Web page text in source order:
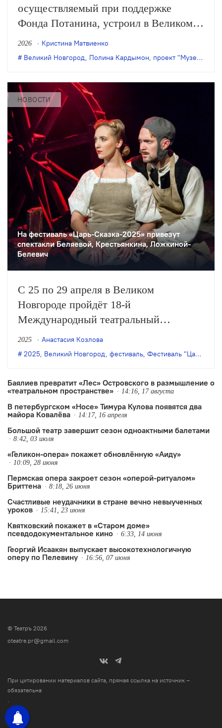
осуществляемый при поддержке
Фонда Потанина, устроил в Великом
Новгороде «Фабрику фарфоровых
воспоминаний» – это новый спектакль
драматурга Егора Зайцева.
2026
Кристина Матвиенко
Великий Новгород, Полина Кардымон, проект "МузейТеатр"
НОВОСТИ
На фестиваль «Царь-Сказка-2025» привезут
спектакли Беляевой, Крестьянкина, Ложкиной-
Белевич
С 25 по 29 апреля в Великом
Новгороде пройдёт 18-й
Международный театральный
фестиваль «Царь-Сказка». В афише
смотра — 17 спектаклей в онлайн- и
мастер-классы и выставки.
2025
Анастасия Козлова
2025, Великий Новгород, фестиваль, Фестиваль "Царь-Сказка"
Баялиев превратит «Лес» Островского в размышление о
«театральном пространстве»
14:16, 17 августа
В петербургском «Носе» Тимура Кулова появятся два
майора Ковалёва
14:17, 16 апреля
Большой театр завершит сезон одноактными балетами
8:42, 03 июля
«Геликон-опера» покажет обновлённую «Аиду»
10:09, 28 июня
Пермская опера закроет сезон «оперой-ритуалом»
Бриттена
8:18, 26 июня
Счастливые неудачники в стране вечно невыученных
уроков
15:41, 23 июня
Квятковский покажет в «Старом доме»
псевдодокументальное кино
6:33, 14 июня
Георгий Исаакян выпускает высокотехнологичную
оперу по Пелевину
16:56, 07 июня
© Театръ 2026
oteatre.pr@gmail.com
При цитировании материалов сайта, прямая ссылка на источник –
обязательна
.